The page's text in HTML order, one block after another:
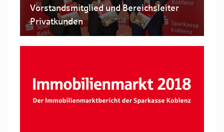
Vorstandsmitglied und Bereichsleiter
Privatkunden